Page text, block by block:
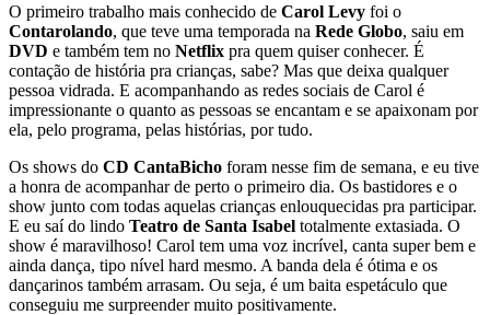
O primeiro trabalho mais conhecido de Carol Levy foi o
Contarolando, que teve uma temporada na Rede Globo, saiu em
DVD e também tem no Netflix pra quem quiser conhecer. É
contação de história pra crianças, sabe? Mas que deixa qualquer
pessoa vidrada. E acompanhando as redes sociais de Carol é
impressionante o quanto as pessoas se encantam e se apaixonam por
ela, pelo programa, pelas histórias, por tudo.
Os shows do CD CantaBicho foram nesse fim de semana, e eu tive
a honra de acompanhar de perto o primeiro dia. Os bastidores e o
show junto com todas aquelas crianças enlouquecidas pra participar.
E eu saí do lindo Teatro de Santa Isabel totalmente extasiada. O
show é maravilhoso! Carol tem uma voz incrível, canta super bem e
ainda dança, tipo nível hard mesmo. A banda dela é ótima e os
dançarinos também arrasam. Ou seja, é um baita espetáculo que
conseguiu me surpreender muito positivamente.